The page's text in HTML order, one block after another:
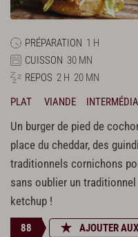
PRÉPARATION 1 H
CUISSON 30 MN
REPOS 2 H 20 MN
PLAT
VIANDE
Un burger de pied de
place du cheddar, des
traditionnels cornichons
sans oublier un
ketchup !
88 AJOUTER